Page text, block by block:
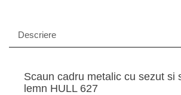
Scaun laborator
Descriere
Scaun cadru metalic cu sezut si
lemn HULL 627